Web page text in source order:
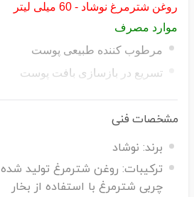
روغن شترمرغ نوشاد - 60 میلی لیتر
موارد مصرف
مرطوب کننده طبیعی پوست
تسریع در بازسازی بافت پوست
ضد دردهای استخوانی
مشخصات فنی
برند: نوشاد
ترکیبات: روغن شترمرغ تولید شده
چربی شترمرغ با استفاده از بخار